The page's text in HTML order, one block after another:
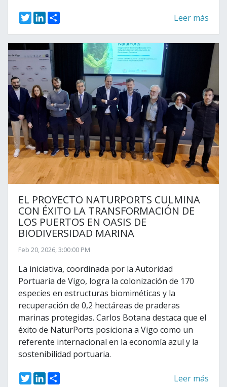
T
w
i
t
e
L
n
e
d
n
a
Leer más
EL PROYECTO NATURPORTS CULMINA
CON ÉXITO LA TRANSFORMACIÓN DE
LOS PUERTOS EN OASIS DE
BIODIVERSIDAD MARINA
Feb 20, 2026, 3:00:00 PM
La iniciativa, coordinada por la Autoridad
Portuaria de Vigo, logra la colonización de 170
especies en estructuras biomiméticas y la
recuperación de 0,2 hectáreas de praderas
marinas protegidas. Carlos Botana destaca que el
éxito de NaturPorts posiciona a Vigo como un
referente internacional en la economía azul y la
sostenibilidad portuaria.
T
w
L Leer más